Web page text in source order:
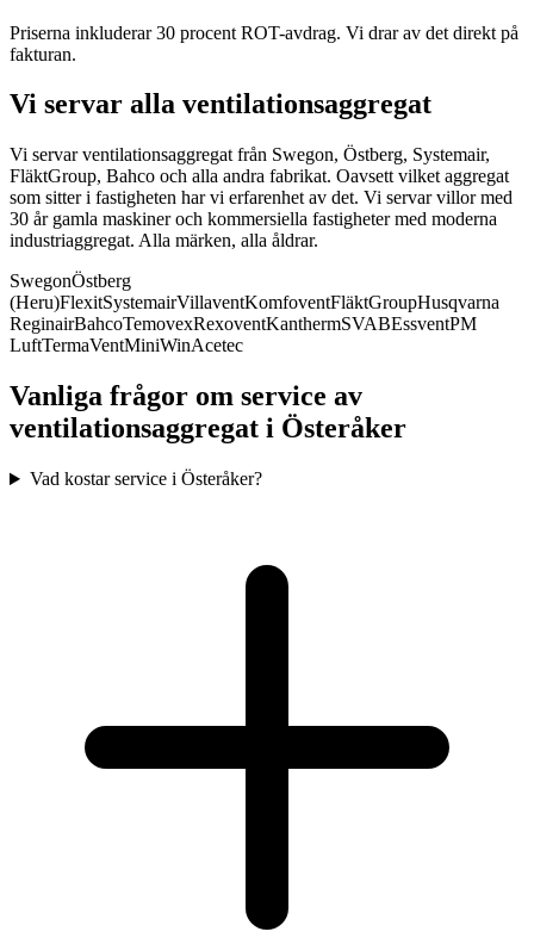
Priserna inkluderar 30 procent ROT-avdrag. Vi drar av det direkt på
fakturan.
Vi servar alla ventilationsaggregat
Vi servar ventilationsaggregat från Swegon, Östberg, Systemair,
FläktGroup, Bahco och alla andra fabrikat. Oavsett vilket aggregat
som sitter i fastigheten har vi erfarenhet av det. Vi servar villor med
30 år gamla maskiner och kommersiella fastigheter med moderna
industriaggregat. Alla märken, alla åldrar.
SwegonÖstberg
(Heru)FlexitSystemairVillaventKomfoventFläktGroupHusqvarna
ReginairBahcoTemovexRexoventKanthermSVABEssventPM
LuftTermaVentMiniWinAcetec
Vanliga frågor om service av
ventilationsaggregat i Österåker
Vad kostar service i Österåker?